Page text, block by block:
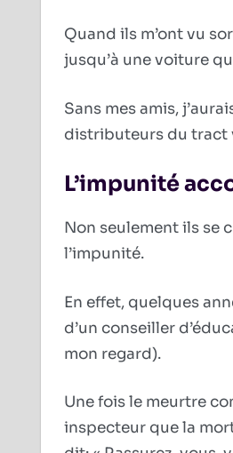
Quand ils m’ont vu
jusqu’à une voiture
Sans mes amis,
distributeurs du tract
L’impunité
Non seulement ils se
l’impunité.
En effet, quelques
d’un conseiller
mon regard).
Une fois le meurtre
inspecteur que la